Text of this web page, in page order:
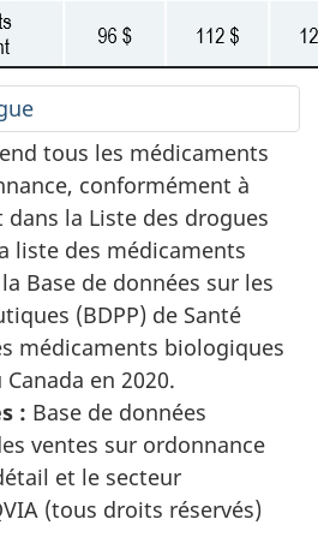
tous les médicaments
conformément à
dans la Liste des drogues
liste des médicaments
Base de données sur les
(BDPP) de Santé
médicaments biologiques
en 2020.
: Base de données
ventes sur ordonnance
et le secteur
(tous droits réservés)